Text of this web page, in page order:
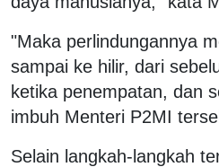
"Maka perlindungannya
sampai ke hilir, dari
ketika penempatan, dan
imbuh Menteri P2MI
Selain langkah-langkah